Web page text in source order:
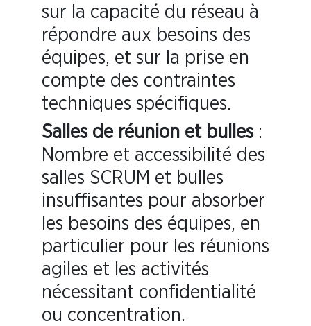
sur la capacité du réseau à
répondre aux besoins des
équipes, et sur la prise en
compte des contraintes
techniques spécifiques.
Salles de réunion et bulles:
Nombre et accessibilité des
salles SCRUM et bulles
insuffisantes pour absorber
les besoins des équipes, en
particulier pour les réunions
agiles et les activités
nécessitant confidentialité
ou concentration.